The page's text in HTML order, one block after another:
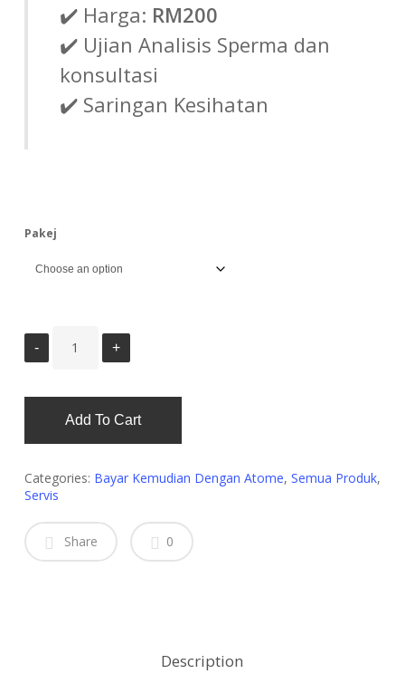
✔️ Harga: RM200
✔️ Ujian Analisis Sperma dan
konsultasi
✔️ Saringan Kesihatan
Pakej
Add To Cart
Categories: Bayar Kemudian Dengan Atome, Semua Produk,
Servis
Share 0
Description